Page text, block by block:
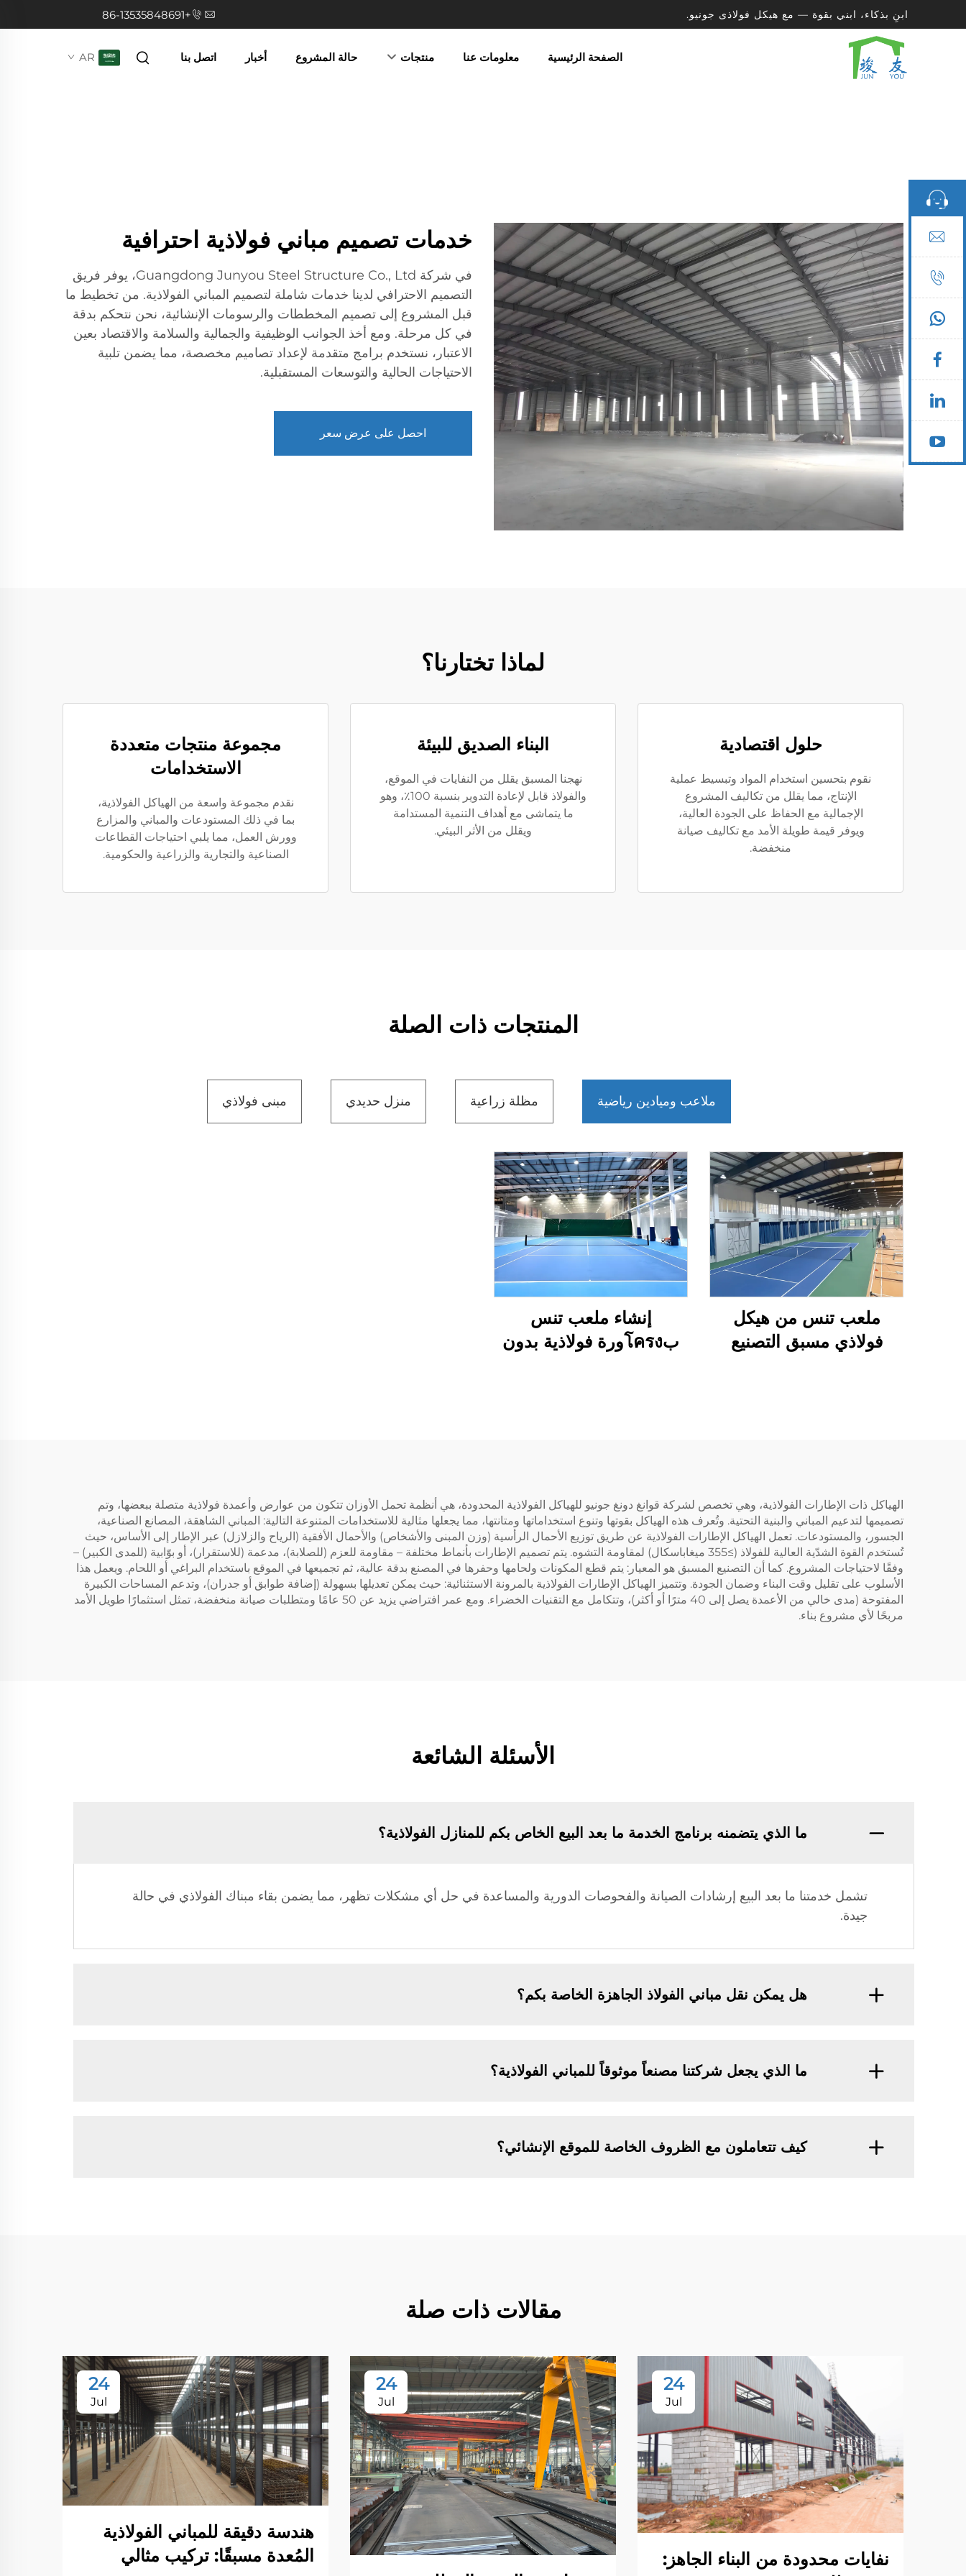
ابنِ بذكاء، ابني بقوة — مع هيكل فولاذى جونيو. +86-13535848691
الصفحة الرئيسية معلومات عنا منتجات حالة المشروع أخبار اتصل بنا AR
خدمات تصميم مباني فولاذية احترافية
في شركة Guangdong Junyou Steel Structure Co., Ltd، يوفر فريق
التصميم الاحترافي لدينا خدمات شاملة لتصميم المباني الفولاذية. من تخطيط ما
قبل المشروع إلى تصميم المخططات والرسومات الإنشائية، نحن نتحكم بدقة
في كل مرحلة. ومع أخذ الجوانب الوظيفية والجمالية والسلامة والاقتصاد بعين
الاعتبار، نستخدم برامج متقدمة لإعداد تصاميم مخصصة، مما يضمن تلبية
الاحتياجات الحالية والتوسعات المستقبلية.
احصل على عرض سعر
لماذا تختارنا؟
حلول اقتصادية
نقوم بتحسين استخدام المواد وتبسيط عملية
الإنتاج، مما يقلل من تكاليف المشروع
الإجمالية مع الحفاظ على الجودة العالية،
ويوفر قيمة طويلة الأمد مع تكاليف صيانة
منخفضة.
البناء الصديق للبيئة
نهجنا المسبق يقلل من النفايات في الموقع،
والفولاذ قابل لإعادة التدوير بنسبة 100٪، وهو
ما يتماشى مع أهداف التنمية المستدامة
ويقلل من الأثر البيئي.
مجموعة منتجات متعددة
الاستخدامات
نقدم مجموعة واسعة من الهياكل الفولاذية،
بما في ذلك المستودعات والمباني والمزارع
وورش العمل، مما يلبي احتياجات القطاعات
الصناعية والتجارية والزراعية والحكومية.
المنتجات ذات الصلة
ملاعب وميادين رياضية مظلة زراعية منزل حديدي مبنى فولاذي
ملعب تنس من هيكل
فولاذي مسبق التصنيع
إنشاء ملعب تنس
بโครงورة فولاذية بدون
الهياكل ذات الإطارات الفولاذية، وهي تخصص لشركة قوانغ دونغ جونيو للهياكل الفولاذية المحدودة، هي أنظمة تحمل الأوزان تتكون من عوارض وأعمدة فولاذية متصلة ببعضها، وتم
تصميمها لتدعيم المباني والبنية التحتية. وتُعرف هذه الهياكل بقوتها وتنوع استخداماتها ومتانتها، مما يجعلها مثالية للاستخدامات المتنوعة التالية: المباني الشاهقة، المصانع الصناعية،
الجسور، والمستودعات. تعمل الهياكل الإطارات الفولاذية عن طريق توزيع الأحمال الرأسية (وزن المبنى والأشخاص) والأحمال الأفقية (الرياح والزلازل) عبر الإطار إلى الأساس، حيث
تُستخدم القوة الشدّية العالية للفولاذ (≥355 ميغاباسكال) لمقاومة التشوه. يتم تصميم الإطارات بأنماط مختلفة – مقاومة للعزم (للصلابة)، مدعمة (للاستقرار)، أو بوّابية (للمدى الكبير) –
وفقًا لاحتياجات المشروع. كما أن التصنيع المسبق هو المعيار: يتم قطع المكونات ولحامها وحفرها في المصنع بدقة عالية، ثم تجميعها في الموقع باستخدام البراغي أو اللحام. ويعمل هذا
الأسلوب على تقليل وقت البناء وضمان الجودة. وتتميز الهياكل الإطارات الفولاذية بالمرونة الاستثنائية: حيث يمكن تعديلها بسهولة (إضافة طوابق أو جدران)، وتدعم المساحات الكبيرة
المفتوحة (مدى خالي من الأعمدة يصل إلى 40 مترًا أو أكثر)، وتتكامل مع التقنيات الخضراء. ومع عمر افتراضي يزيد عن 50 عامًا ومتطلبات صيانة منخفضة، تمثل استثمارًا طويل الأمد
مربحًا لأي مشروع بناء.
الأسئلة الشائعة
ما الذي يتضمنه برنامج الخدمة ما بعد البيع الخاص بكم للمنازل الفولاذية؟
تشمل خدمتنا ما بعد البيع إرشادات الصيانة والفحوصات الدورية والمساعدة في حل أي مشكلات تظهر، مما يضمن بقاء مبناك الفولاذي في حالة
جيدة.
هل يمكن نقل مباني الفولاذ الجاهزة الخاصة بكم؟
ما الذي يجعل شركتنا مصنعاً موثوقاً للمباني الفولاذية؟
كيف تتعاملون مع الظروف الخاصة للموقع الإنشائي؟
مقالات ذات صلة
24
Jul
نفايات محدودة من البناء الجاهز:
24
Jul
24
Jul
هندسة دقيقة للمباني الفولاذية
المُعدة مسبقًا: تركيب مثالي